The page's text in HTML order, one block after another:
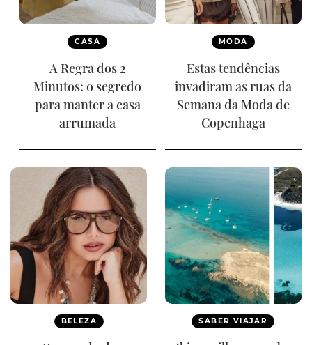
CASA
A Regra dos 2
Minutos: o segredo
para manter a casa
arrumada
MODA
Estas tendências
invadiram as ruas da
Semana da Moda de
Copenhaga
BELEZA SABER VIAJAR